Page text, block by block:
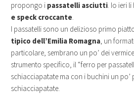
propongo i passatelli asciutti. Io ieri
e speck croccante.
I passatelli sono un delizioso primo
tipico dell’Emilia Romagna, un
particolare, sembrano un po’ dei
strumento specifico, il “ferro per
schiacciapatate ma con i buchini un po’
schiacciapatate.